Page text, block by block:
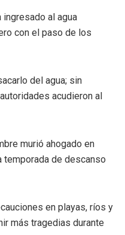
al agua
con el paso de los
del agua; sin
acudieron al
murió ahogado en
temporada de descanso
en playas, ríos y
más tragedias durante